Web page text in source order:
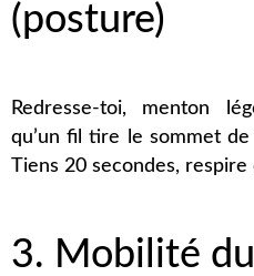
(posture)
Redresse-toi, menton
qu’un fil tire le sommet
Tiens 20 secondes, respire
3. Mobilité